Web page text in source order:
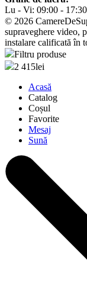
Lu - Vi: 09:00 - 17:30
© 2026
supraveghere video,
instalare calificată în
Filtru produse
2 415lei
Acasă
Catalog
Coșul
Favorite
Mesaj
Sună